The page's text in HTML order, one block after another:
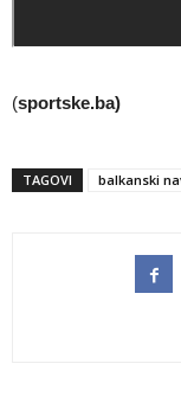
(sportske.ba)
TAGOVI balkanski